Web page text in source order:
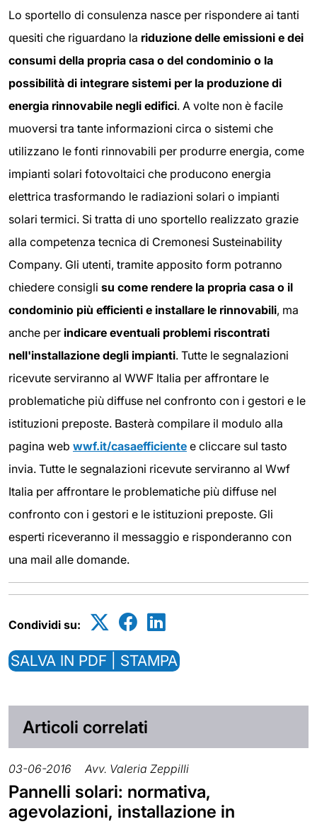
Lo sportello di consulenza nasce per rispondere ai tanti
quesiti che riguardano la riduzione delle emissioni e dei
consumi della propria casa o del condominio o la
possibilità di integrare sistemi per la produzione di
energia rinnovabile negli edifici. A volte non è facile
muoversi tra tante informazioni circa o sistemi che
utilizzano le fonti rinnovabili per produrre energia, come
impianti solari fotovoltaici che producono energia
elettrica trasformando le radiazioni solari o impianti
solari termici. Si tratta di uno sportello realizzato grazie
alla competenza tecnica di Cremonesi Susteinability
Company. Gli utenti, tramite apposito form potranno
chiedere consigli su come rendere la propria casa o il
condominio più efficienti e installare le rinnovabili, ma
anche per indicare eventuali problemi riscontrati
nell'installazione degli impianti. Tutte le segnalazioni
ricevute serviranno al WWF Italia per affrontare le
problematiche più diffuse nel confronto con i gestori e le
istituzioni preposte. Basterà compilare il modulo alla
pagina web wwf.it/casaefficiente e cliccare sul tasto
invia. Tutte le segnalazioni ricevute serviranno al Wwf
Italia per affrontare le problematiche più diffuse nel
confronto con i gestori e le istituzioni preposte. Gli
esperti riceveranno il messaggio e risponderanno con
una mail alle domande.
Condividi su:
SALVA IN PDF | STAMPA
Articoli correlati
03-06-2016 Avv. Valeria Zeppilli
Pannelli solari: normativa,
agevolazioni, installazione in